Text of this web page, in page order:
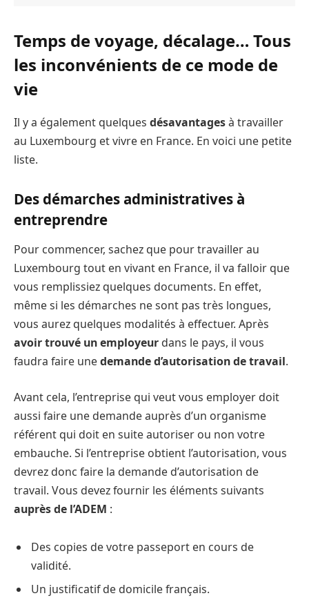
Temps de voyage, décalage… Tous
les inconvénients de ce mode de
vie
Il y a également quelques désavantagesà travailler
au Luxembourg et vivre en France. En voici une petite
liste.
Des démarches administratives à
entreprendre
Pour commencer, sachez que pour travailler au
Luxembourg tout en vivant en France, il va falloir que
vous remplissiez quelques documents. En effet,
même si les démarches ne sont pas très longues,
vous aurez quelques modalités à effectuer. Après
avoir trouvé un employeur dans le pays, il vous
faudra faire unedemande d’autorisation de travail.
Avant cela, l’entreprise qui veut vous employer doit
aussi faire une demande auprès d’un organisme
référent qui doit en suite autoriser ou non votre
embauche. Si l’entreprise obtient l’autorisation, vous
devrez donc faire la demande d’autorisation de
travail. Vous devez fournir les éléments suivants
auprès de l’ADEM :
Des copies de votre passeport en cours de
validité.
Un justificatif de domicile français.